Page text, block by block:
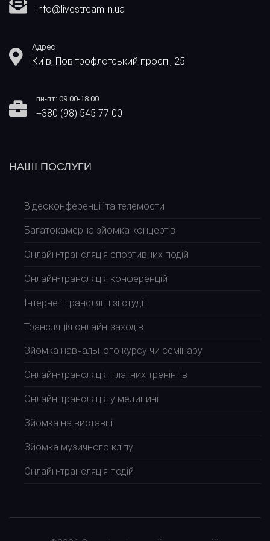
info@livestream.in.ua
Адрес
Київ, Повітрофлотський просп., 25
пн-пт: 09.00-18.00
+380 (98) 545 77 00
НАШІ ПОСЛУГИ
Відеоконференції та телемости
Багатокамерна зйомка концертів
Онлайн-трансляція спортивних подій
Онлайн-трансляція конференцій
Інтернет-трансляції зі студії
Трансляція онлайн-заходів
Зйомка навчального курсу чи семінару
Онлайн-трансляція платних тренінгів
Онлайн-трансляція у медицині
Зйомка на виставці
Зйомка музичного кліпу
Онлайн-трансляція подій